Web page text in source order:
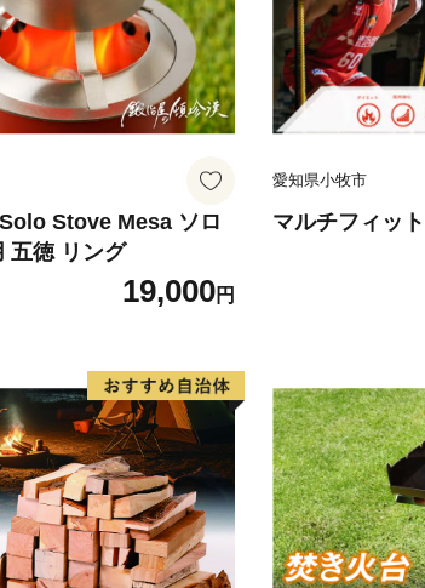
Stove Mesa ソロ
五徳 リング
19,000円
愛知県小牧市
マルチフィッ